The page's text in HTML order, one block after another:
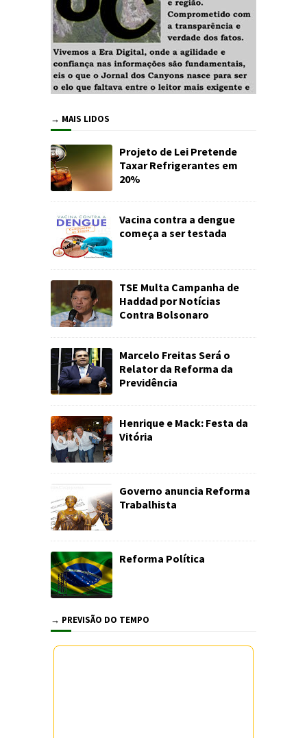
→ MAIS LIDOS
Projeto de Lei Pretende
Taxar Refrigerantes em
20%
Vacina contra a dengue
começa a ser testada
TSE Multa Campanha de
Haddad por Notícias
Contra Bolsonaro
Marcelo Freitas Será o
Relator da Reforma da
Previdência
Henrique e Mack: Festa da
Vitória
Governo anuncia Reforma
Trabalhista
Reforma Política
→ PREVISÃO DO TEMPO